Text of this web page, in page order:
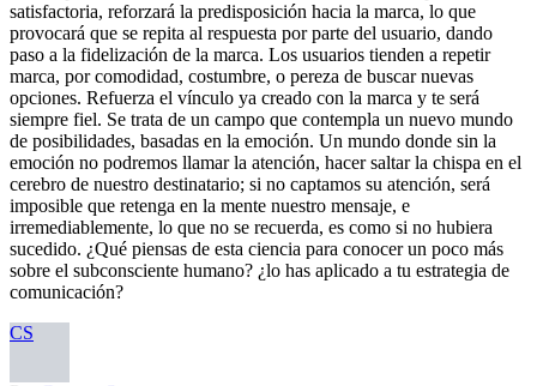
satisfactoria, reforzará la predisposición hacia la marca, lo que
provocará que se repita al respuesta por parte del usuario, dando
paso a la fidelización de la marca. Los usuarios tienden a repetir
marca, por comodidad, costumbre, o pereza de buscar nuevas
opciones. Refuerza el vínculo ya creado con la marca y te será
siempre fiel. Se trata de un campo que contempla un nuevo mundo
de posibilidades, basadas en la emoción. Un mundo donde sin la
emoción no podremos llamar la atención, hacer saltar la chispa en el
cerebro de nuestro destinatario; si no captamos su atención, será
imposible que retenga en la mente nuestro mensaje, e
irremediablemente, lo que no se recuerda, es como si no hubiera
sucedido. ¿Qué piensas de esta ciencia para conocer un poco más
sobre el subconsciente humano? ¿lo has aplicado a tu estrategia de
comunicación?
CS